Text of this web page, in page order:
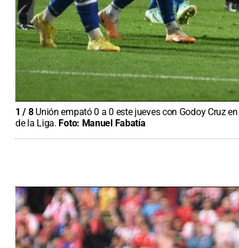
1 / 8 Unión empató 0 a 0 este jueves con Godoy Cruz
de la Liga. Foto: Manuel Fabatía